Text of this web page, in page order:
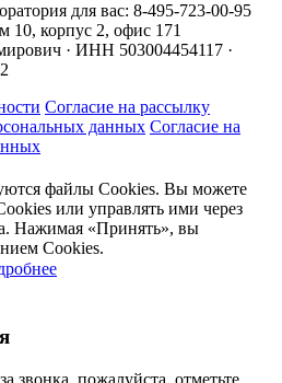
для вас: 8-495-723-00-95
10, корпус 2, офис 171
· ИНН 503004454117 ·
Согласие на рассылку
данных Согласие на
файлы Cookies. Вы можете
или управлять ими через
Нажимая «Принять», вы
Cookies.
звонка, пожалуйста, отметьте